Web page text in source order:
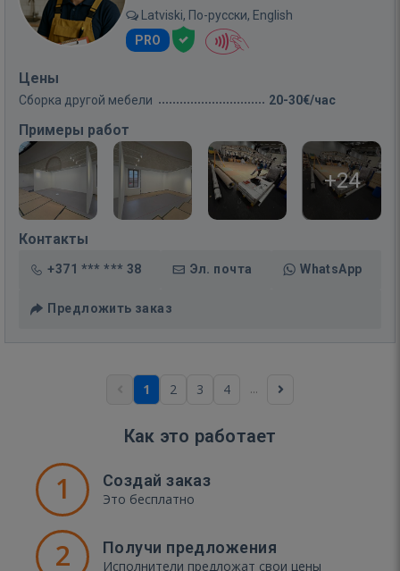
Latviski, По-русски, English
PRO
Цены
Сборка другой мебели 20-30€/час
Примеры работ
+24
Контакты
+371 *** *** 38 Эл. почта WhatsApp
Предложить заказ
1 2 3 4 ...
Как это работает
1 Создай заказ
Это бесплатно
2 Получи предложения
Исполнители предложат свои цены